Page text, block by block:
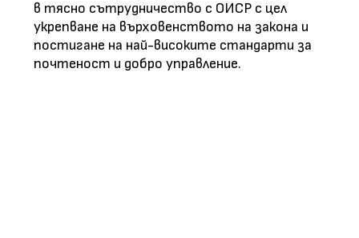
в тясно сътрудничество с ОИСР с цел
укрепване на върховенството на закона и
постигане на най-високите стандарти за
почтеност и добро управление.